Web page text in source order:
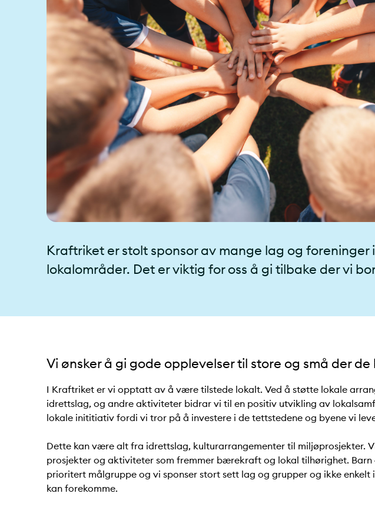
Kraftriket er stolt sponsor av mange lag og foreninger
lokalområder. Det er viktig for oss å gi tilbake der vi
Vi ønsker å gi gode opplevelser til store og små der de
I Kraftriket er vi opptatt av å være tilstede lokalt. Ved å støtte lokale
idrettslag, og andre aktiviteter bidrar vi til en positiv utvikling av
lokale inititiativ fordi vi tror på å investere i de tettstedene og byene vi
Dette kan være alt fra idrettslag, kulturarrangementer til miljøprosjekter.
prosjekter og aktiviteter som fremmer bærekraft og lokal tilhørighet. Barn
prioritert målgruppe og vi sponser stort sett lag og grupper og ikke enkelt
kan forekomme.